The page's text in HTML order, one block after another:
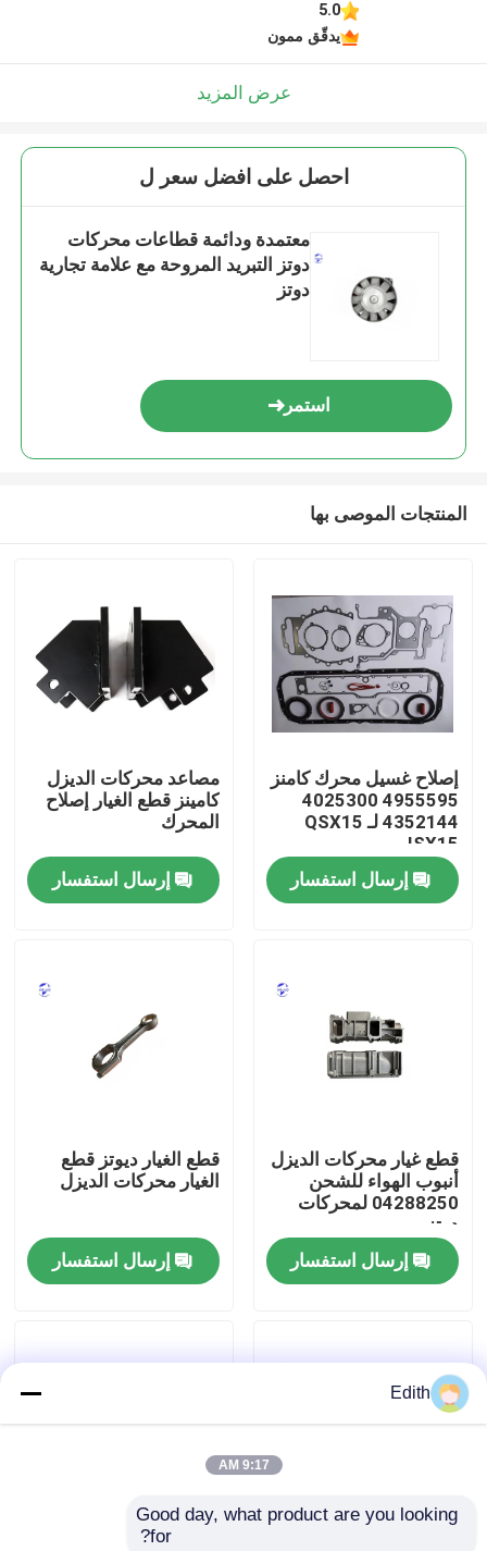
حول بنا
ضبط الجودة
اتصل بنا
محرك Deutz
5.0
يدقّق ممون
عرض المزيد
احصل على افضل سعر ل
معتمدة ودائمة قطاعات محركات
دوتز التبريد المروحة مع علامة تجارية
دوتز
استمر
المنتجات الموصى بها
إصلاح غسيل محرك كامنز
4955595 4025300
4352144 لـ QSX15
ISX15
إرسال استفسار
مصاعد محركات الديزل
كامينز قطع الغيار إصلاح
المحرك
إرسال استفسار
قطع غيار محركات الديزل
أنبوب الهواء للشحن
04288250 لمحركات
دوتز
إرسال استفسار
قطع الغيار ديوتز قطع
الغيار محركات الديزل
إرسال استفسار
حل استبدال المبرد-
Edith
9:17 AM
Good day, what product are you looking
for?